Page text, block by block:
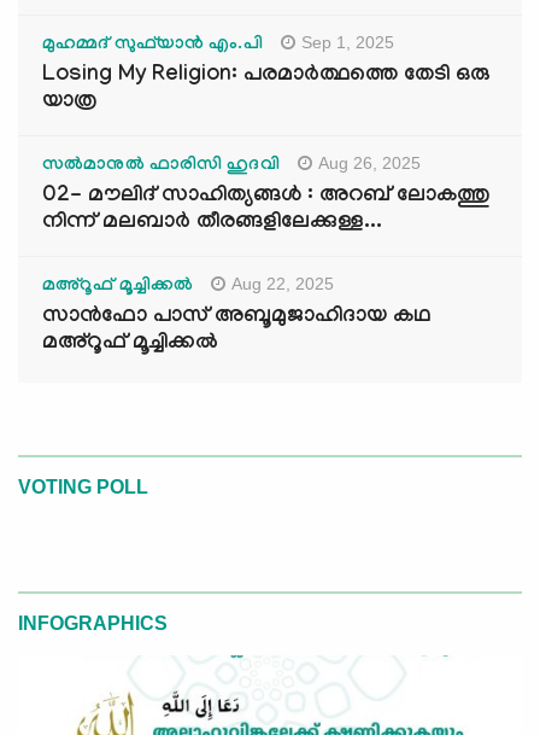
മുഹമ്മദ് സുഫ്‌യാൻ എം.പി Sep 1, 2025
Losing My Religion: പരമാർത്ഥത്തെ തേടി ഒരു
യാത്ര
സൽമാനുൽ ഫാരിസി ഹുദവി Aug 26, 2025
02- മൗലിദ് സാഹിത്യങ്ങൾ : അറബ് ലോകത്തു
നിന്ന് മലബാർ തീരങ്ങളിലേക്കുള്ള...
മഅ്റൂഫ് മൂച്ചിക്കല്‍ Aug 22, 2025
സാൻഫോ പാസ് അബൂമുജാഹിദായ കഥ
മഅ്റൂഫ് മൂച്ചിക്കല്‍
VOTING POLL
INFOGRAPHICS